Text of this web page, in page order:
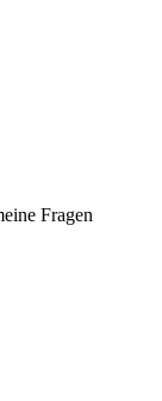
Fragen